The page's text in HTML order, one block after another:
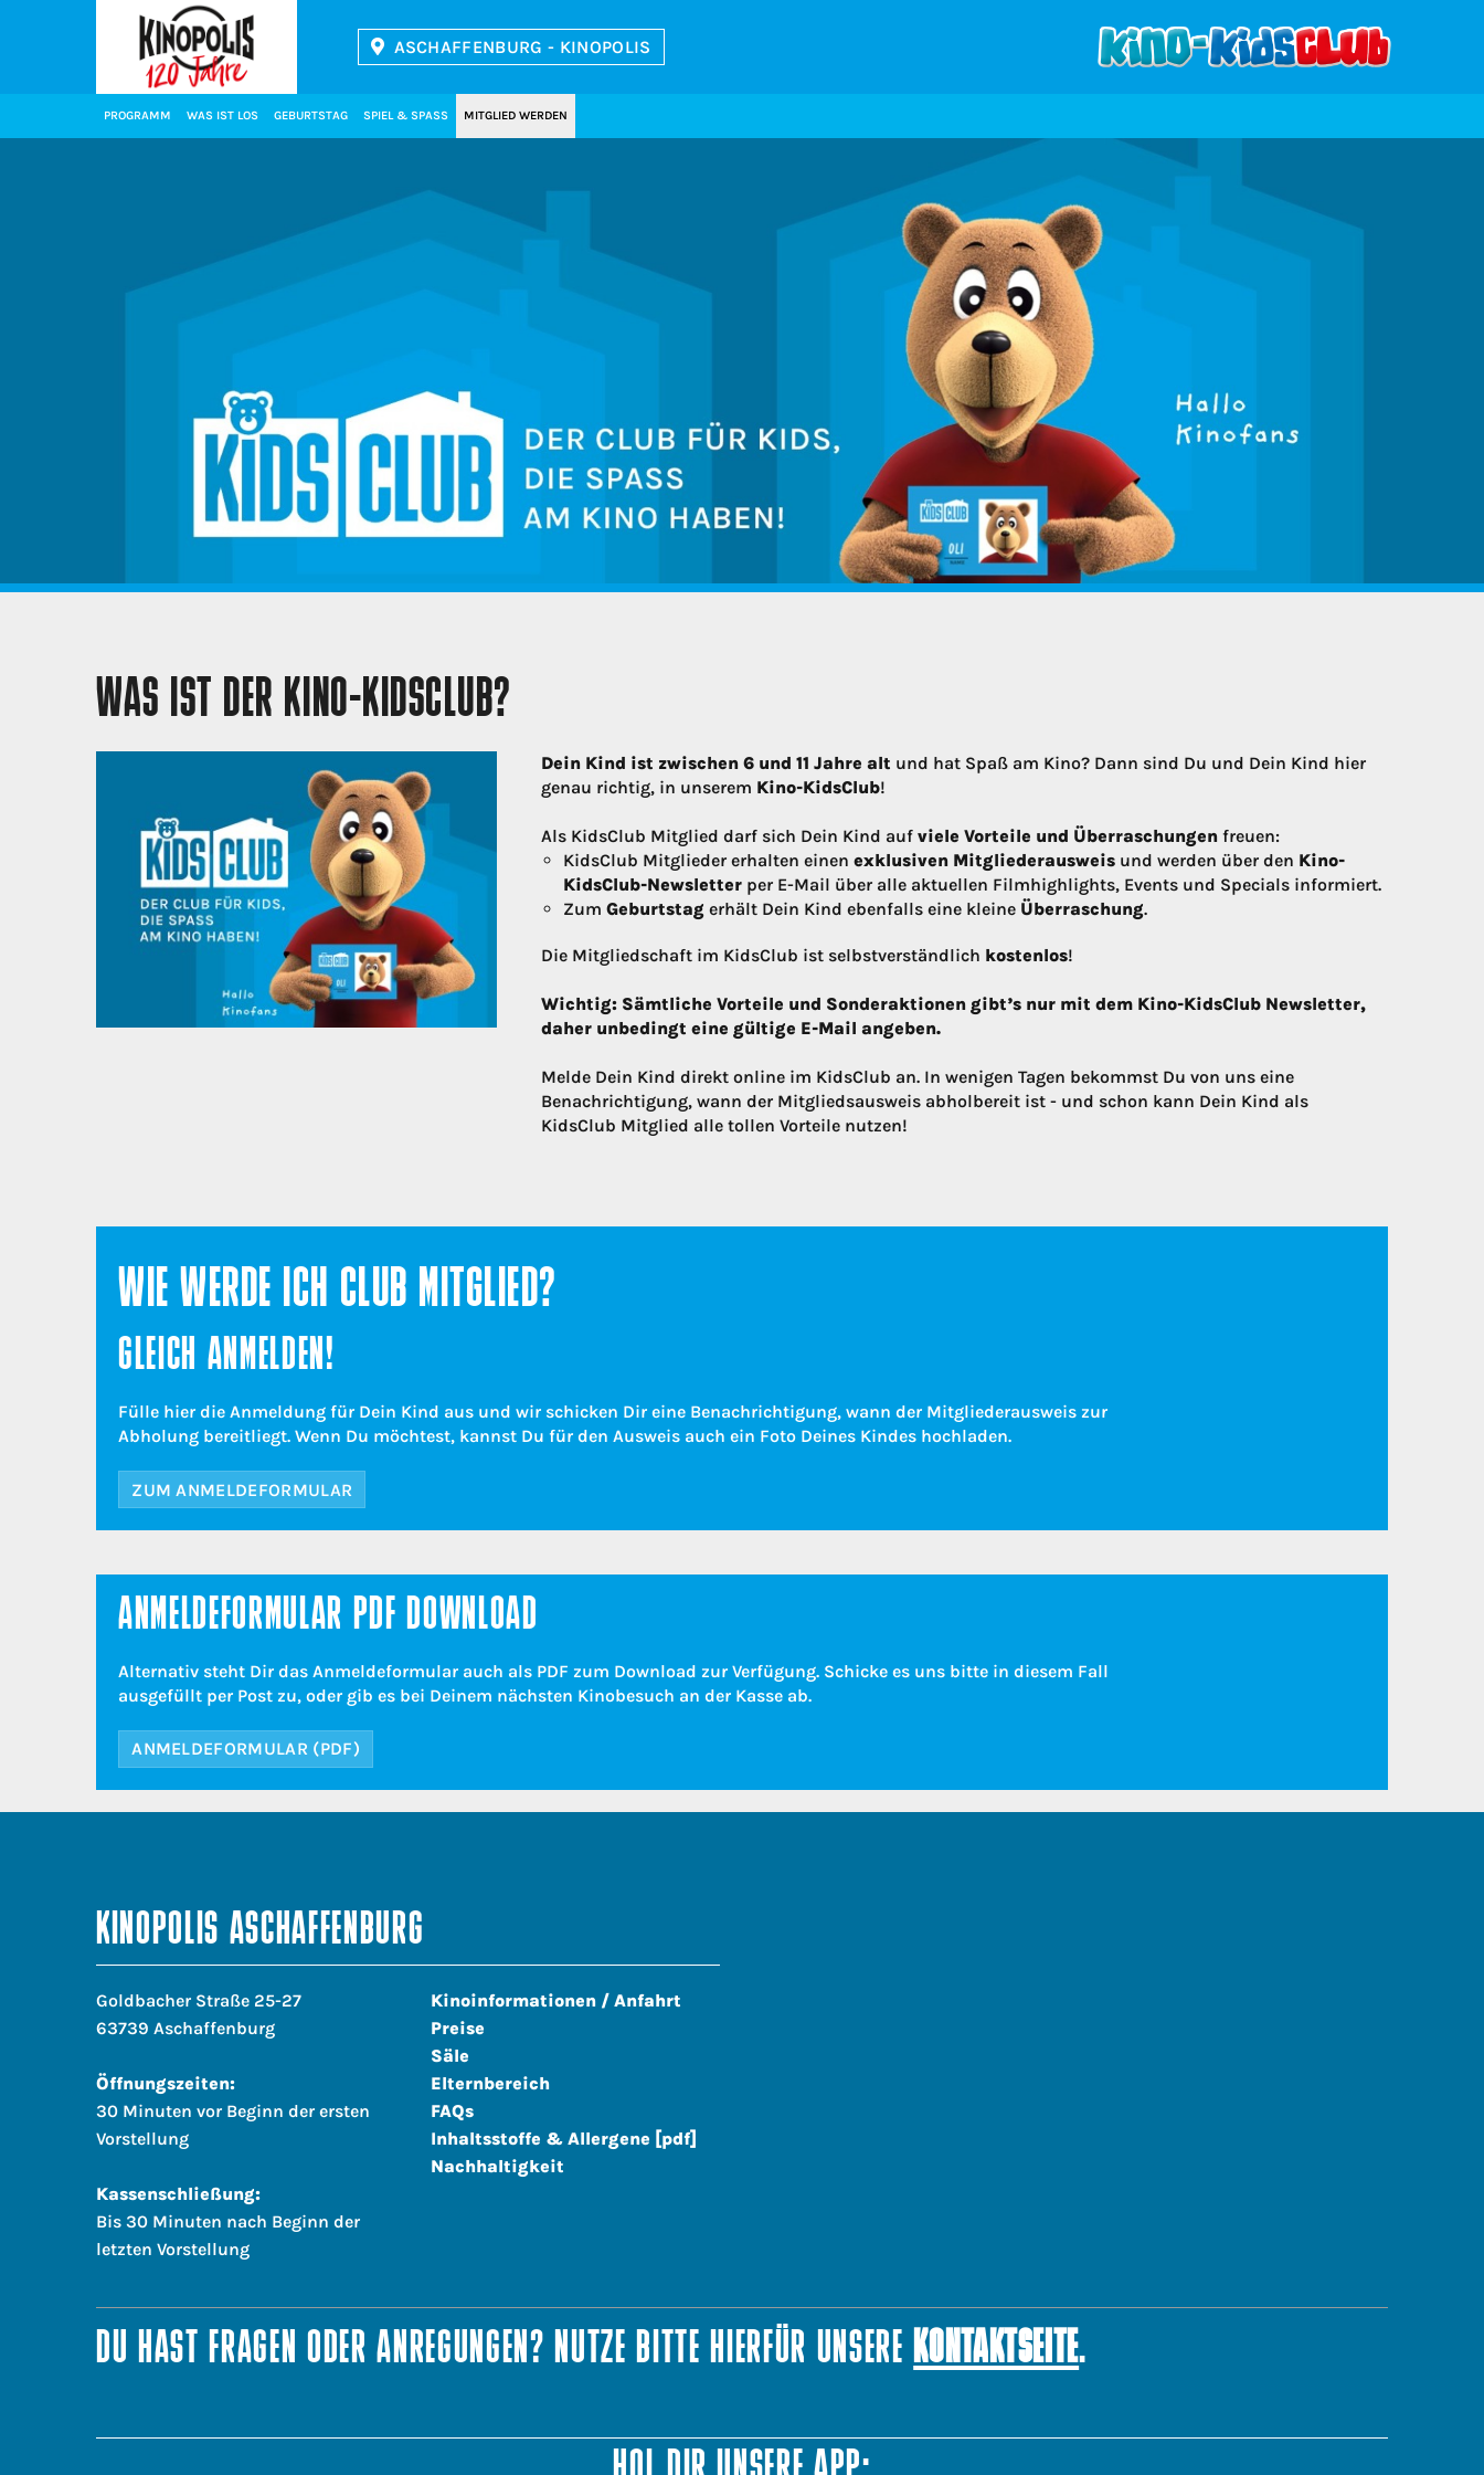
ASCHAFFENBURG - KINOPOLIS
PROGRAMM WAS IST LOS GEBURTSTAG SPIEL & SPASS MITGLIED WERDEN
WAS IST DER KINO-KIDSCLUB?
Dein Kind ist zwischen 6 und 11 Jahre alt und hat Spaß am Kino? Dann sind Du und Dein Kind hier
genau richtig, in unserem Kino-KidsClub!
Als KidsClub Mitglied darf sich Dein Kind aufviele Vorteile und Überraschungen freuen:
KidsClub Mitglieder erhalten einenexklusiven Mitgliederausweis und werden über den Kino-
KidsClub-Newsletter per E-Mail über alle aktuellen Filmhighlights, Events und Specials informiert.
ZumGeburtstagerhält Dein Kind ebenfalls eine kleine Überraschung.
Die Mitgliedschaft im KidsClub ist selbstverständlich kostenlos!
Wichtig: Sämtliche Vorteile und Sonderaktionen gibt’s nur mit dem Kino-KidsClub Newsletter,
daher unbedingt eine gültige E-Mail angeben.
Melde Dein Kind direkt online im KidsClub an. In wenigen Tagen bekommst Du von uns eine
Benachrichtigung, wann der Mitgliedsausweis abholbereit ist - und schon kann Dein Kind als
KidsClub Mitglied alle tollen Vorteile nutzen!
WIE WERDE ICH CLUB MITGLIED?
GLEICH ANMELDEN!
Fülle hier die Anmeldung für Dein Kind aus und wir schicken Dir eine Benachrichtigung, wann der Mitgliederausweis zur
Abholung bereitliegt. Wenn Du möchtest, kannst Du für den Ausweis auch ein Foto Deines Kindes hochladen.
ZUM ANMELDEFORMULAR
ANMELDEFORMULAR PDF DOWNLOAD
Alternativ steht Dir das Anmeldeformular auch als PDF zum Download zur Verfügung. Schicke es uns bitte in diesem Fall
ausgefüllt per Post zu, oder gib es bei Deinem nächsten Kinobesuch an der Kasse ab.
ANMELDEFORMULAR (PDF)
KINOPOLIS ASCHAFFENBURG
Goldbacher Straße 25-27
63739 Aschaffenburg
Öffnungszeiten:
30 Minuten vor Beginn der ersten
Vorstellung
Kassenschließung:
Bis 30 Minuten nach Beginn der
letzten Vorstellung
Kinoinformationen / Anfahrt
Preise
Säle
Elternbereich
FAQs
Inhaltsstoffe & Allergene [pdf]
Nachhaltigkeit
DU HAST FRAGEN ODER ANREGUNGEN? NUTZE BITTE HIERFÜR UNSEREKONTAKTSEITE.